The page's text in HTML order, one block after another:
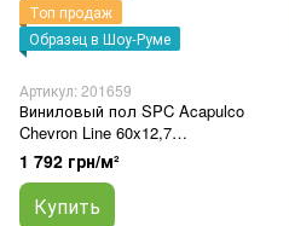
Топ продаж
Образец в Шоу-Руме
Артикул: 201659
Виниловый пол SPC Acapulco
Chevron Line 60x12,7
(5/0.5mm), BlissGround
1 792 грн/м²
Купить